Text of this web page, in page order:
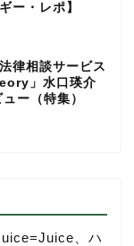
ー・レポ】
律相談サービス
」水口瑛介
ー（特集）
、ハ